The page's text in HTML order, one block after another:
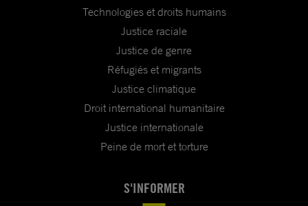
Technologies et droits humains
Justice raciale
Justice de genre
Réfugiés et migrants
Justice climatique
Droit international humanitaire
Justice internationale
Peine de mort et torture
S'INFORMER